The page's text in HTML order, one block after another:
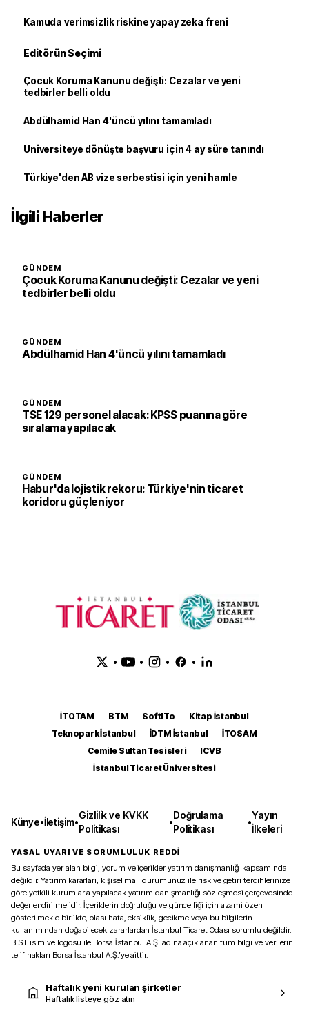
Kamuda verimsizlik riskine yapay zeka freni
Editörün Seçimi
Çocuk Koruma Kanunu değişti: Cezalar ve yeni
tedbirler belli oldu
Abdülhamid Han 4'üncü yılını tamamladı
Üniversiteye dönüşte başvuru için 4 ay süre tanındı
Türkiye'den AB vize serbestisi için yeni hamle
İlgili Haberler
GÜNDEM
Çocuk Koruma Kanunu değişti: Cezalar ve yeni
tedbirler belli oldu
GÜNDEM
Abdülhamid Han 4'üncü yılını tamamladı
GÜNDEM
TSE 129 personel alacak: KPSS puanına göre
sıralama yapılacak
GÜNDEM
Habur'da lojistik rekoru: Türkiye'nin ticaret
koridoru güçleniyor
• • • •
İTOTAM BTM SoftITo
Kitap İstanbul
Teknopark İstanbul
İDTM İstanbul
İTOSAM
Cemile Sultan Tesisleri
ICVB
İstanbul Ticaret Üniversitesi
Künye•İletişim•
Gizlilik ve KVKK
Politikası
•
Doğrulama
Politikası
•
Yayın
İlkeleri
YASAL UYARI VE SORUMLULUK REDDİ
Bu sayfada yer alan bilgi, yorum ve içerikler yatırım danışmanlığı kapsamında
değildir. Yatırım kararları, kişisel mali durumunuz ile risk ve getiri tercihlerinize
göre yetkili kurumlarla yapılacak yatırım danışmanlığı sözleşmesi çerçevesinde
değerlendirilmelidir. İçeriklerin doğruluğu ve güncelliği için azami özen
gösterilmekle birlikte, olası hata, eksiklik, gecikme veya bu bilgilerin
kullanımından doğabilecek zararlardan İstanbul Ticaret Odası sorumlu değildir.
BIST isim ve logosu ile Borsa İstanbul A.Ş. adına açıklanan tüm bilgi ve verilerin
telif hakları Borsa İstanbul A.Ş.’ye aittir.
Haftalık yeni kurulan şirketler
Haftalık listeye göz atın